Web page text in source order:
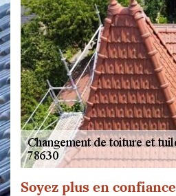
Soyez plus en